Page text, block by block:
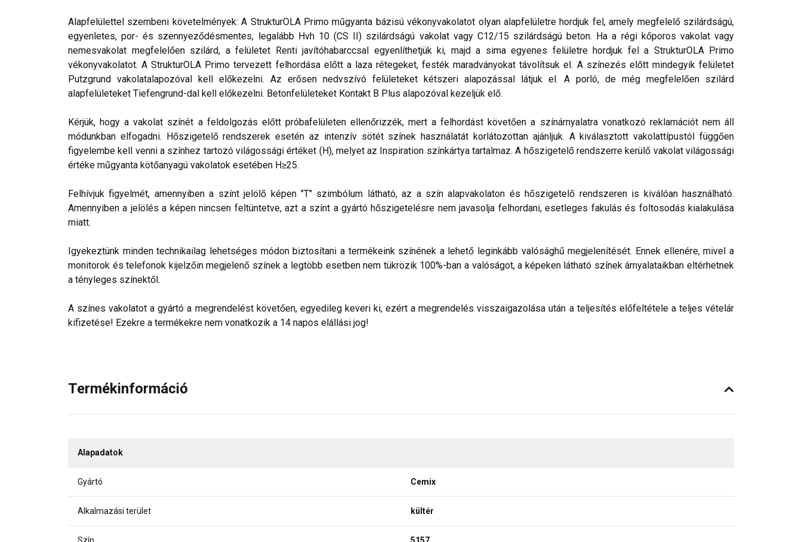
Alapfelülettel szembeni követelmények: A StrukturOLA Primo műgyanta bázisú vékonyvakolatot olyan alapfelületre hordjuk fel, amely megfelelő szilárdságú,
egyenletes, por- és szennyeződésmentes, legalább Hvh 10 (CS II) szilárdságú vakolat vagy C12/15 szilárdságú beton. Ha a régi kőporos vakolat vagy
nemesvakolat megfelelően szilárd, a felületet Renti javítóhabarccsal egyenlíthetjük ki, majd a sima egyenes felületre hordjuk fel a StrukturOLA Primo
vékonyvakolatot. A StrukturOLA Primo tervezett felhordása előtt a laza rétegeket, festék maradványokat távolítsuk el. A színezés előtt mindegyik felületet
Putzgrund vakolatalapozóval kell előkezelni. Az erősen nedvszívó felületeket kétszeri alapozással látjuk el. A porló, de még megfelelően szilárd
alapfelületeket Tiefengrund-dal kell előkezelni. Betonfelületeket Kontakt B Plus alapozóval kezeljük elő.
Kérjük, hogy a vakolat színét a feldolgozás előtt próbafelületen ellenőrizzék, mert a felhordást követően a színárnyalatra vonatkozó reklamációt nem áll
módunkban elfogadni. Hőszigetelő rendszerek esetén az intenzív sötét színek használatát korlátozottan ajánljuk. A kiválasztott vakolattípustól függően
figyelembe kell venni a színhez tartozó világossági értéket (H), melyet az Inspiration színkártya tartalmaz. A hőszigetelő rendszerre kerülő vakolat világossági
értéke műgyanta kötőanyagú vakolatok esetében H≥25.
Felhívjuk figyelmét, amennyiben a színt jelölő képen "T" szimbólum látható, az a szín alapvakolaton és hőszigetelő rendszeren is kiválóan használható.
Amennyiben a jelölés a képen nincsen feltüntetve, azt a színt a gyártó hőszigetelésre nem javasolja felhordani, esetleges fakulás és foltosodás kialakulása
miatt.
Igyekeztünk minden technikailag lehetséges módon biztosítani a termékeink színének a lehető leginkább valósághű megjelenítését. Ennek ellenére, mivel a
monitorok és telefonok kijelzőin megjelenő színek a legtöbb esetben nem tükrözik 100%-ban a valóságot, a képeken látható színek árnyalataikban eltérhetnek
a tényleges színektől.
A színes vakolatot a gyártó a megrendelést követően, egyedileg keveri ki, ezért a megrendelés visszaigazolása után a teljesítés előfeltétele a teljes vételár
kifizetése! Ezekre a termékekre nem vonatkozik a 14 napos elállási jog!
Termékinformáció
Alapadatok
Gyártó Cemix
Alkalmazási terület kültér